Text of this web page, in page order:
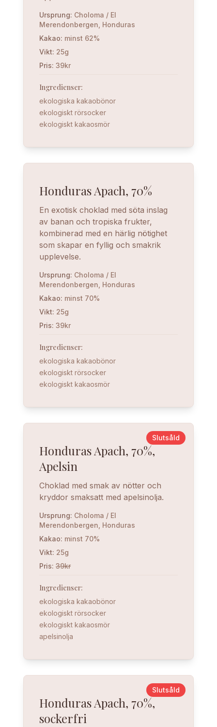
Ursprung: Choloma / El
Merendonbergen, Honduras
Kakao: minst 62%
Vikt: 25g
Pris: 39kr
Ingredienser:
ekologiska kakaobönor
ekologiskt rörsocker
ekologiskt kakaosmör
Honduras Apach, 70%
En exotisk choklad med söta inslag
av banan och tropiska frukter,
kombinerad med en härlig nötighet
som skapar en fyllig och smakrik
upplevelse.
Ursprung: Choloma / El
Merendonbergen, Honduras
Kakao: minst 70%
Vikt: 25g
Pris: 39kr
Ingredienser:
ekologiska kakaobönor
ekologiskt rörsocker
ekologiskt kakaosmör
Slutsåld
Honduras Apach, 70%,
Apelsin
Choklad med smak av nötter och
kryddor smaksatt med apelsinolja.
Ursprung: Choloma / El
Merendonbergen, Honduras
Kakao: minst 70%
Vikt: 25g
Pris: 39kr
Ingredienser:
ekologiska kakaobönor
ekologiskt rörsocker
ekologiskt kakaosmör
apelsinolja
Slutsåld
Honduras Apach, 70%,
sockerfri